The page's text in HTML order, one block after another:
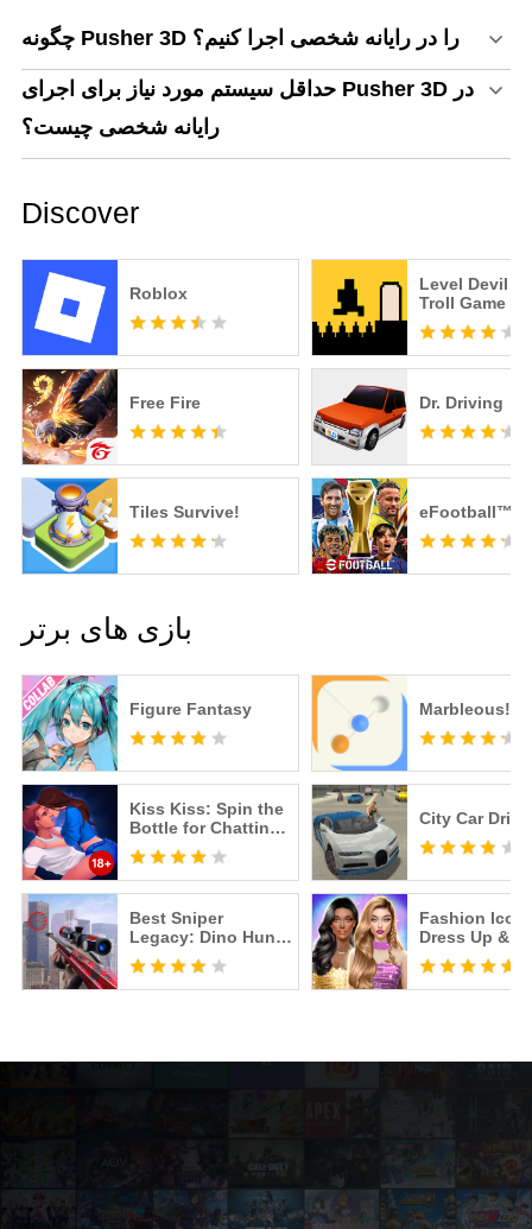
چگونه Pusher 3D را در رایانه شخصی اجرا کنیم؟
حداقل سیستم مورد نیاز برای اجرای Pusher 3D در
رایانه شخصی چیست؟
Discover
Roblox
Level Devil -
Troll Game
Free Fire Dr. Driving
Tiles Survive! eFootball™
بازی های برتر
Figure Fantasy
Kiss Kiss: Spin the
Bottle for Chatting
& Fun
Best Sniper
Legacy: Dino Hunt
& Shooter 3D
Marbleous!
City Car
Fashion Icon:
Dress Up &